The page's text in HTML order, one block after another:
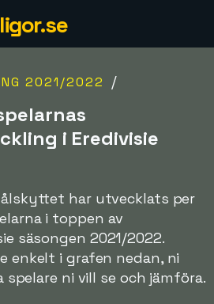
2021/2022 /
i Eredivisie
har utvecklats per
i toppen av
säsongen 2021/2022.
enkelt i grafen nedan, ni
spelare ni vill se och jämföra.